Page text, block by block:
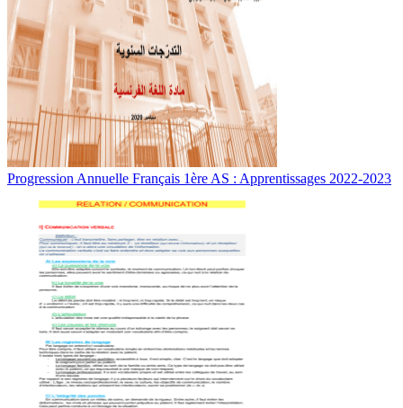
Progression Annuelle Français 1ère AS : Apprentissages 2022-2023